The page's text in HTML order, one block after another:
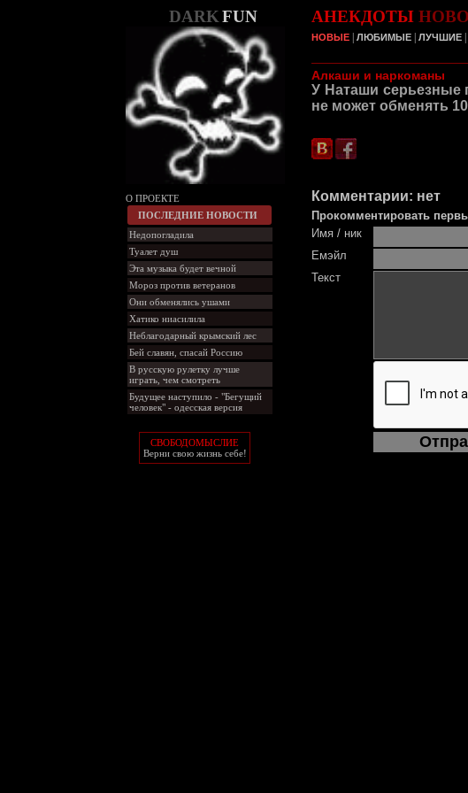
DARKFUN
О ПРОЕКТЕ
ПОСЛЕДНИЕ НОВОСТИ
Недопогладила
Туалет душ
Эта музыка будет вечной
Мороз против ветеранов
Они обменялись ушами
Хатико ниасилила
Неблагодарный крымский лес
Бей славян, спасай Россию
В русскую рулетку лучше
играть, чем смотреть
Будущее наступило - "Бегущий
человек" - одесская версия
СВОБОДОМЫСЛИЕ
Верни свою жизнь себе!
АНЕКДОТЫ
НОВЫЕ ЛЮБИМЫЕ ЛУЧШИЕ
Алкаши и наркоманы
У Наташи серьезные
не может обменять
Комментарии: нет
Прокомментировать
Имя / ник
Емэйл
Текст